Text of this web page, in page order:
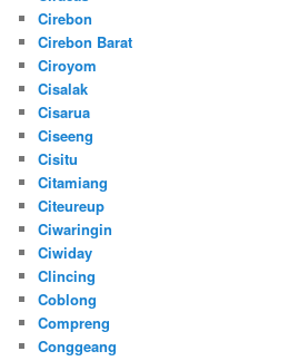
Cirebon
Cirebon Barat
Ciroyom
Cisalak
Cisarua
Ciseeng
Cisitu
Citamiang
Citeureup
Ciwaringin
Ciwiday
Clincing
Coblong
Compreng
Conggeang